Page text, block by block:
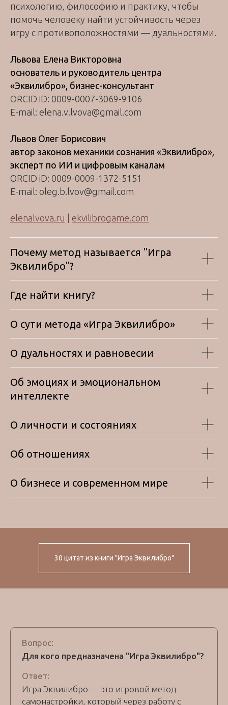
психологию, философию и практику, чтобы
помочь человеку найти устойчивость через
игру с противоположностями — дуальностями.
Львова Елена Викторовна
основатель и руководитель центра
«Эквилибро», бизнес-консультант
ORCID iD: 0009-0007-3069-9106
E-mail: elena.v.lvova@gmail.com
Львов Олег Борисович
автор законов механики сознания «Эквилибро»,
эксперт по ИИ и цифровым каналам
ORCID iD: 0009-0009-1372-5151
E-mail: oleg.b.lvov@gmail.com
elenalvova.ru ekvilibrogame.com
Почему метод называется "Игра
Эквилибро"?
Где найти книгу?
О сути метода «Игра Эквилибро»
О дуальностях и равновесии
Об эмоциях и эмоциональном
интеллекте
О личности и состояниях
Об отношениях
О бизнесе и современном мире
30 цитат из книги "Игра Эквилибро"
Вопрос:
Для кого предназначена "Игра Эквилибро"?
Ответ:
Игра Эквилибро — это игровой метод
самонастройки, который через работу с